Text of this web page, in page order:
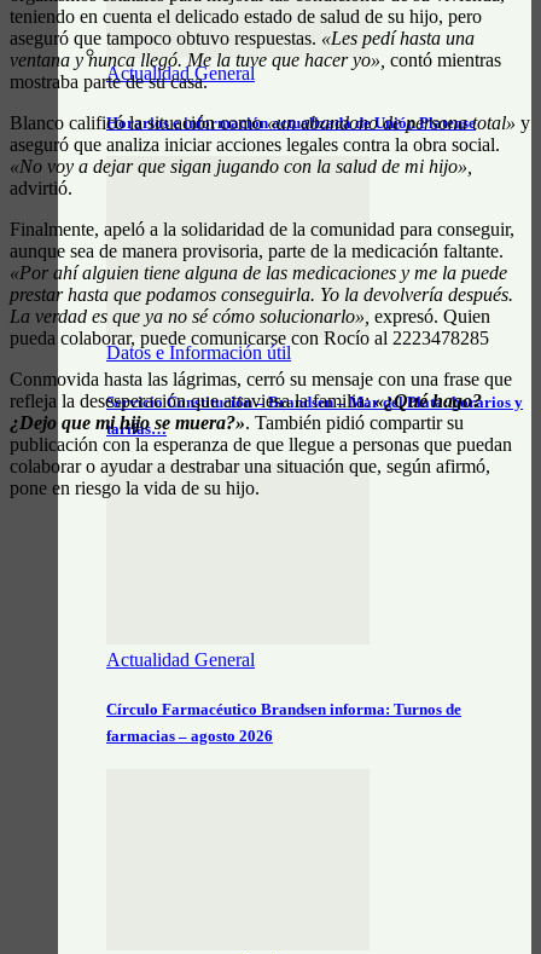
Actualidad General
Horarios e información actualizada de Unión Platense
Datos e Información útil
Servicio Constitución – Brandsen – Mar del Plata: horarios y
tarifas…
Actualidad General
Círculo Farmacéutico Brandsen informa: Turnos de
farmacias – agosto 2026
teniendo en cuenta el delicado estado de salud de su hijo, pero
aseguró que tampoco obtuvo respuestas. «Les pedí hasta una
ventana y nunca llegó. Me la tuve que hacer yo», contó mientras
mostraba parte de su casa.
Blanco calificó la situación como«un abandono de persona total» y
aseguró que analiza iniciar acciones legales contra la obra social.
«No voy a dejar que sigan jugando con la salud de mi hijo»,
advirtió.
Finalmente, apeló a la solidaridad de la comunidad para conseguir,
aunque sea de manera provisoria, parte de la medicación faltante.
«Por ahí alguien tiene alguna de las medicaciones y me la puede
prestar hasta que podamos conseguirla. Yo la devolvería después.
La verdad es que ya no sé cómo solucionarlo», expresó. Quien
pueda colaborar, puede comunicarse con Rocío al 2223478285
Conmovida hasta las lágrimas, cerró su mensaje con una frase que
refleja la desesperación que atraviesa la familia:«¿Qué hago?
¿Dejo que mi hijo se muera?». También pidió compartir su
publicación con la esperanza de que llegue a personas que puedan
colaborar o ayudar a destrabar una situación que, según afirmó,
pone en riesgo la vida de su hijo.